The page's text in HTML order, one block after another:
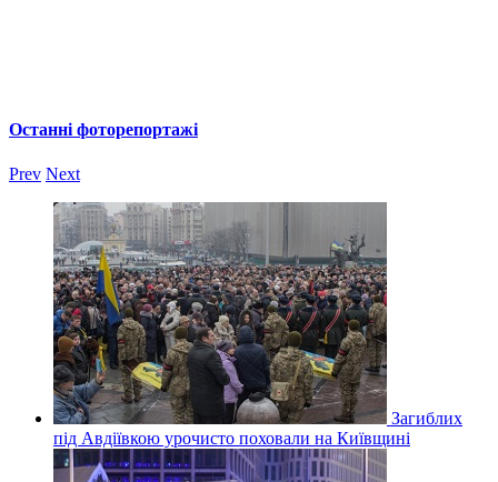
Останні фоторепортажі
Prev Next
Загиблих
під Авдіївкою урочисто поховали на Київщині